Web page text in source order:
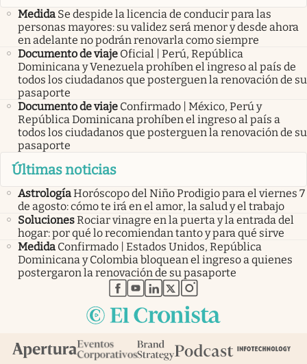
Medida Se despide la licencia de conducir para las
personas mayores: su validez será menor y desde ahora
en adelante no podrán renovarla como siempre
Documento de viaje Oficial | Perú, República
Dominicana y Venezuela prohíben el ingreso al país de
todos los ciudadanos que posterguen la renovación de su
pasaporte
Documento de viaje Confirmado | México, Perú y
República Dominicana prohíben el ingreso al país a
todos los ciudadanos que posterguen la renovación de su
pasaporte
Últimas noticias
AstrologíaHoróscopo del Niño Prodigio para el viernes 7
de agosto: cómo te irá en el amor, la salud y el trabajo
SolucionesRociar vinagre en la puerta y la entrada del
hogar: por qué lo recomiendan tanto y para qué sirve
Medida Confirmado | Estados Unidos, República
Dominicana y Colombia bloquean el ingreso a quienes
postergaron la renovación de su pasaporte
abre en nueva pestaña
abre en nueva pestaña
abre en nueva pestaña
abre en nueva pestaña
abre en nueva pestaña